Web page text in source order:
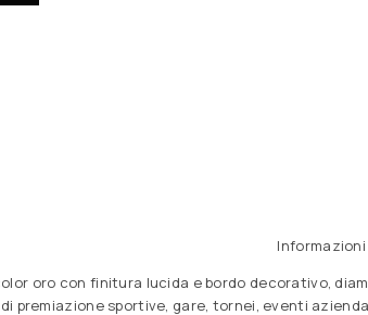
oro con finitura lucida e bordo decorativo,
premiazione sportive, gare, tornei, eventi